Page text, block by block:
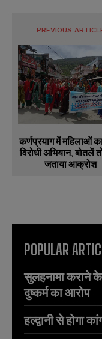
PREVIOUS
कर्णप्रयाग में महिलाओं
विरोधी अभियान, बोतलें
जताया आक्रोश
POPULAR
सुलहनामा कराने के
दुष्कर्म का आरोप
हल्द्वानी से होगा